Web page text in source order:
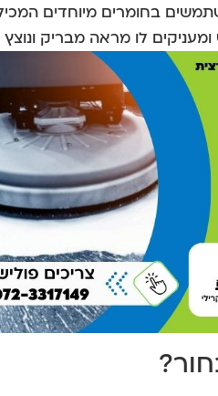
בחומרים מיוחדים
לו מראה מבריק ונוצץ